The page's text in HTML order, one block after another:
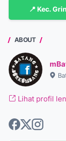
📍 Kec.
ABOUT
Lihat profil